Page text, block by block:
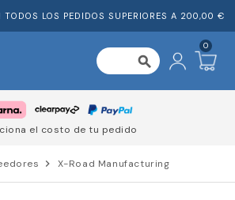
TODOS LOS PEDIDOS SUPERIORES A 200,00 €
search
0
el costo de tu pedido
chevron_right X-Road Manufacturing